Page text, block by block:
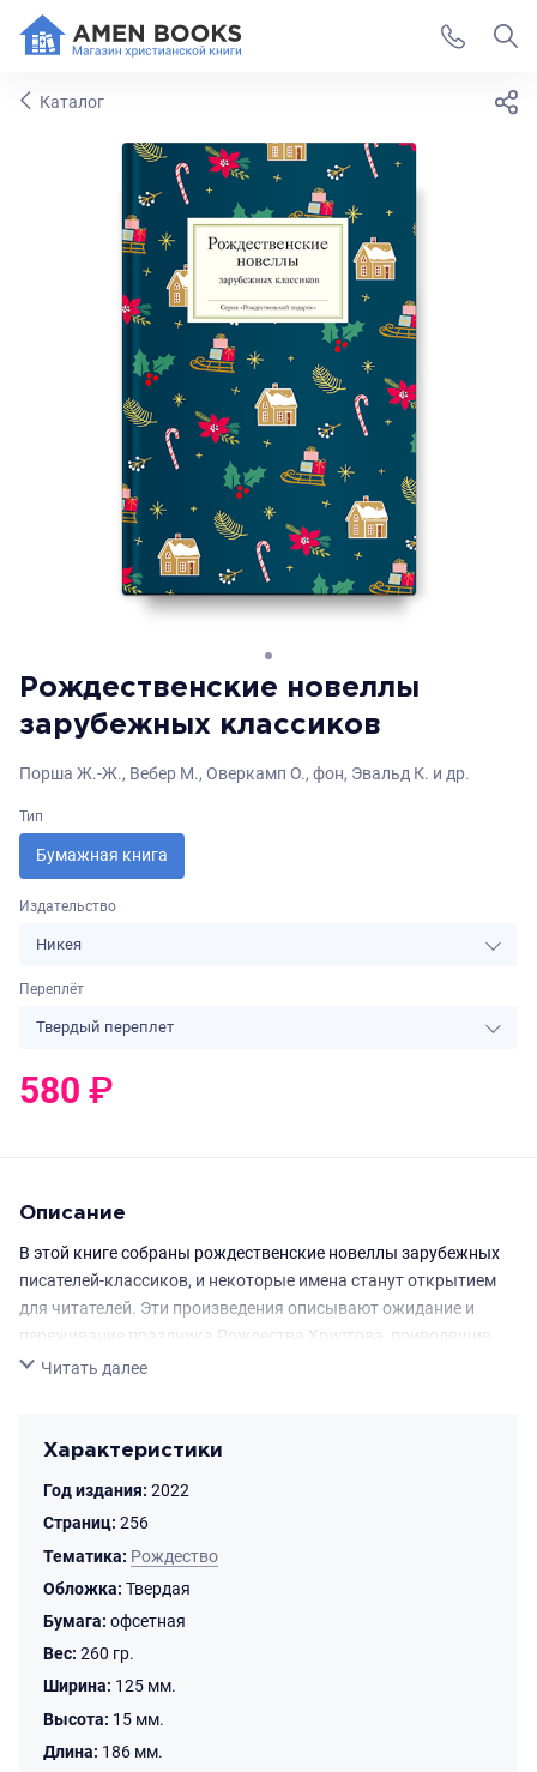
Каталог
Рождественские новеллы
зарубежных классиков
Порша Ж.-Ж., Вебер М., Оверкамп О., фон, Эвальд К. и др.
Тип
Бумажная книга
Издательство
Никея
Переплёт
Твердый переплет
580 ₽
Описание
В этой книге собраны рождественские новеллы зарубежных
писателей-классиков, и некоторые имена станут открытием
для читателей. Эти произведения описывают ожидание и
переживание праздника Рождества Христова, приводящие
людей к настоящей духовной радости. Такие рассказы
Свернуть
Читать далее
Характеристики
Год издания: 2022
Страниц: 256
Тематика: Рождество
Обложка: Твердая
Бумага: офсетная
Вес: 260 гр.
Ширина: 125 мм.
Высота: 15 мм.
Длина: 186 мм.